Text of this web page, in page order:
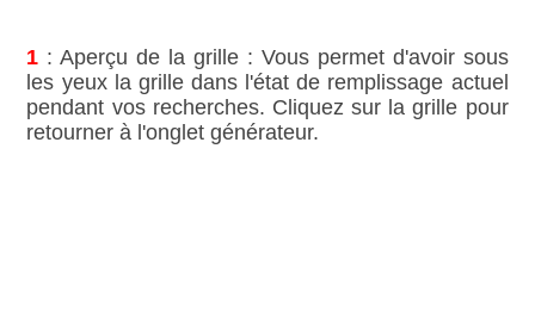
1 : Aperçu de la grille : Vous permet d'avoir sous
les yeux la grille dans l'état de remplissage actuel
pendant vos recherches. Cliquez sur la grille pour
retourner à l'onglet générateur.